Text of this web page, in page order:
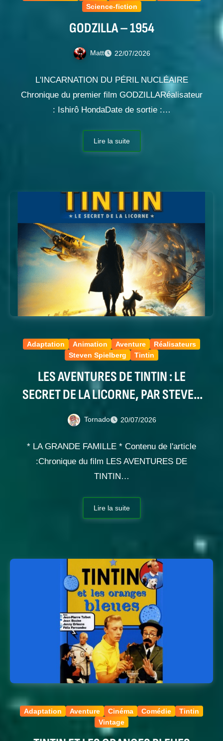
Science-fiction
GODZILLA – 1954
Matt 22/07/2026
L'INCARNATION DU PÉRIL NUCLÉAIRE
Chronique du premier film GODZILLARéalisateur
: Ishirô HondaDate de sortie :…
Lire la suite
Adaptation Animation Aventure
Réalisateurs
Steven Spielberg
Tintin
LES AVENTURES DE TINTIN : LE
SECRET DE LA LICORNE, PAR STEVEN
SPIELBERG
Tornado 20/07/2026
* LA GRANDE FAMILLE * Contenu de l'article
:Chronique du film LES AVENTURES DE
TINTIN…
Lire la suite
Adaptation Aventure Cinéma Comédie
Tintin
Vintage